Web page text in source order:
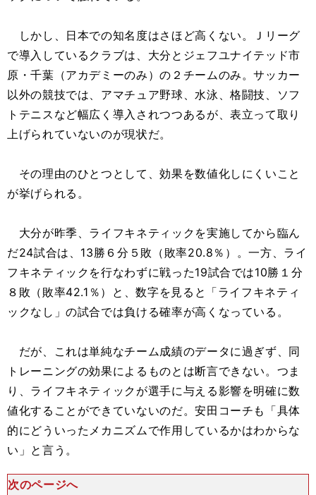
しかし、日本での知名度はさほど高くない。Ｊリーグ
で導入しているクラブは、大分とジェフユナイテッド市
原・千葉（アカデミーのみ）の２チームのみ。サッカー
以外の競技では、アマチュア野球、水泳、格闘技、ソフ
トテニスなど幅広く導入されつつあるが、表立って取り
上げられていないのが現状だ。
その理由のひとつとして、効果を数値化しにくいこと
が挙げられる。
大分が昨季、ライフキネティックを実施してから臨ん
だ24試合は、13勝６分５敗（敗率20.8％）。一方、ライ
フキネティックを行なわずに戦った19試合では10勝１分
８敗（敗率42.1％）と、数字を見ると「ライフキネティ
ックなし」の試合では負ける確率が高くなっている。
だが、これは単純なチーム成績のデータに過ぎず、同
トレーニングの効果によるものとは断言できない。つま
り、ライフキネティックが選手に与える影響を明確に数
値化することができていないのだ。安田コーチも「具体
的にどういったメカニズムで作用しているかはわからな
い」と言う。
次のページへ